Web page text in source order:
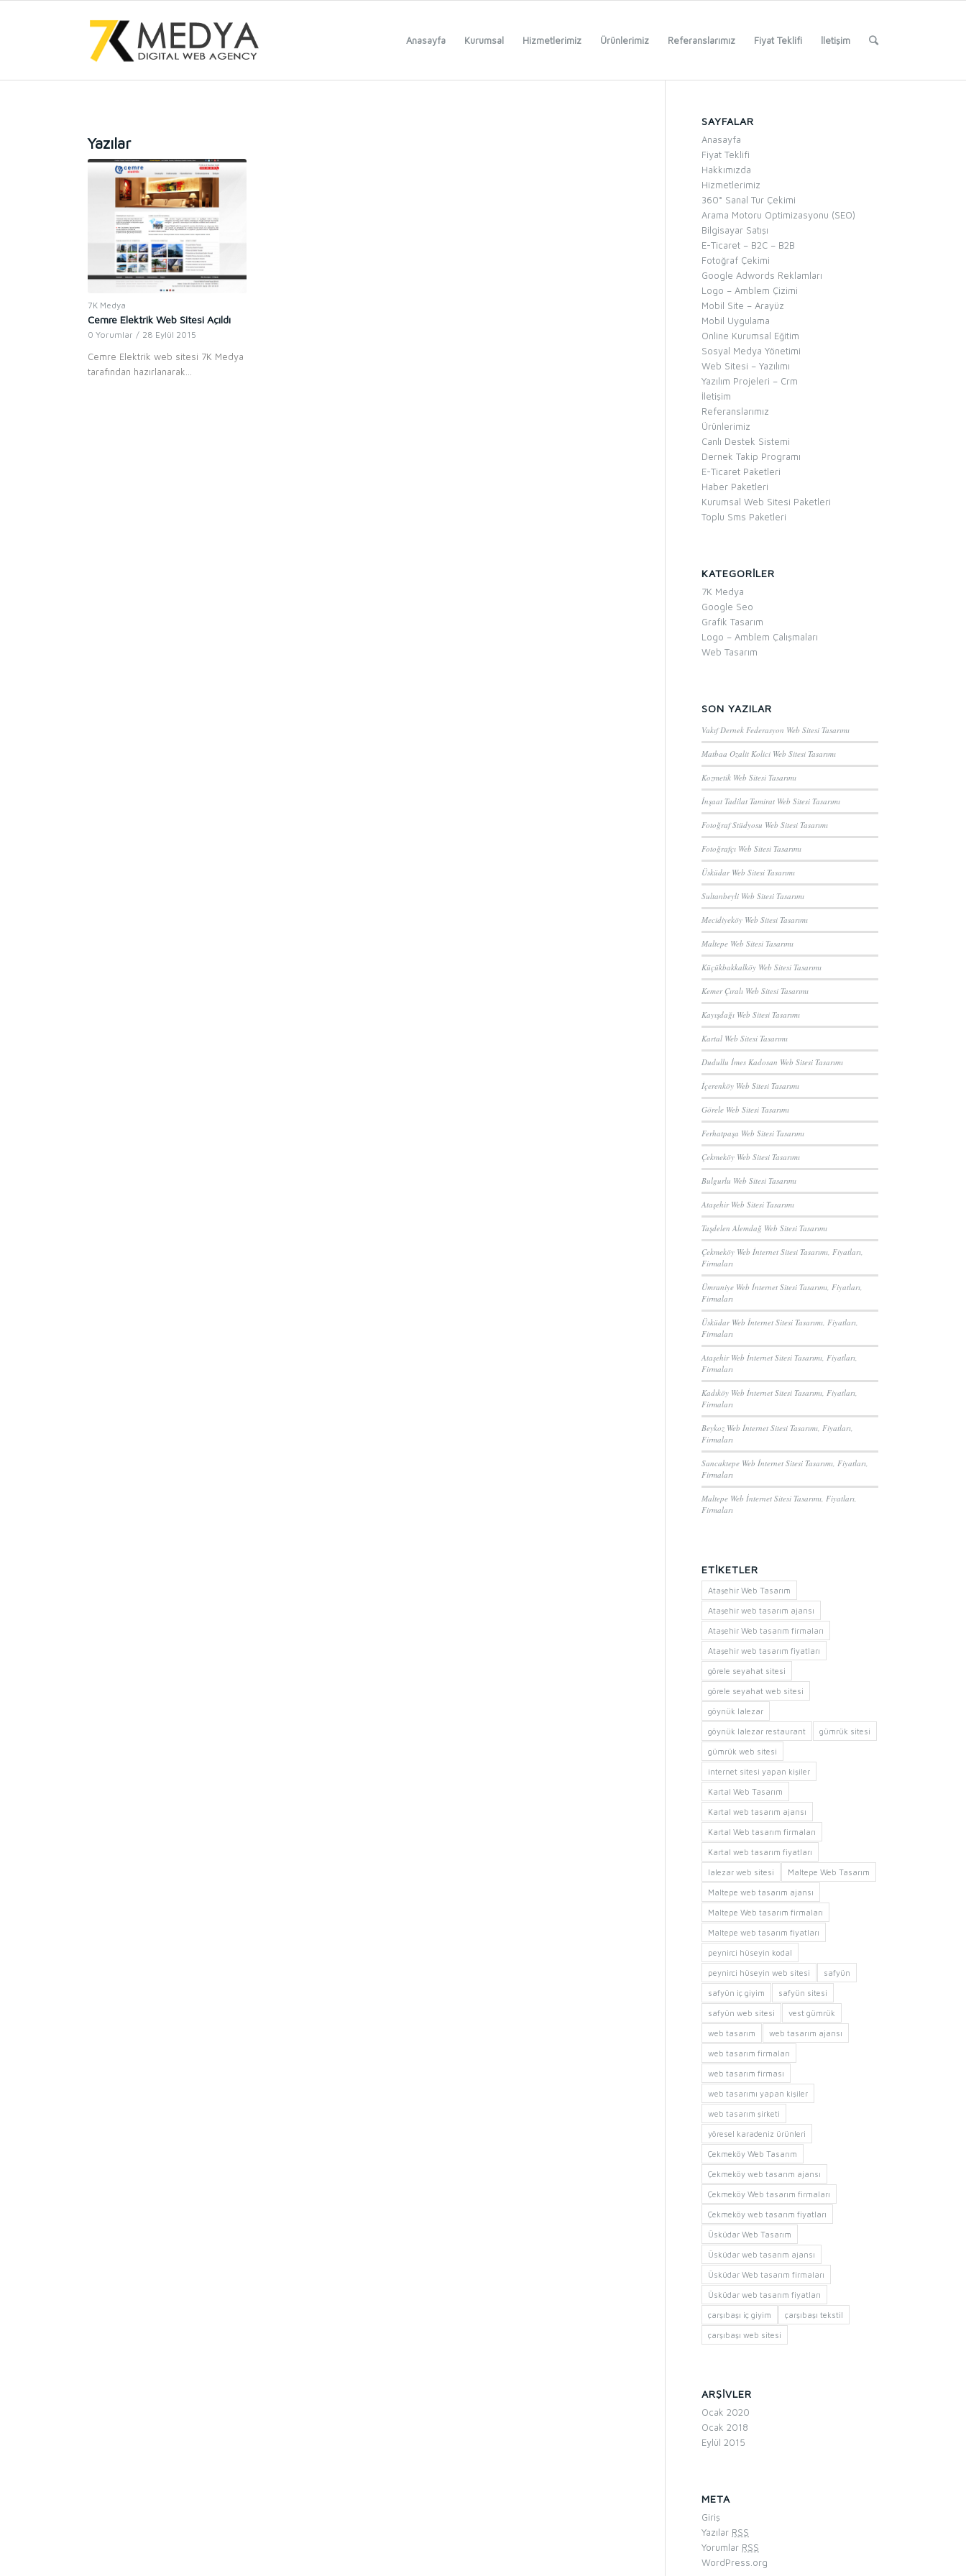
Anasayfa Kurumsal Hizmetlerimiz Ürünlerimiz Referanslarımız Fiyat Teklifi İletişim
Yazılar
7K Medya
Cemre Elektrik Web Sitesi Açıldı
0 Yorumlar / 28 Eylül 2015
Cemre Elektrik web sitesi 7K Medya
tarafından hazırlanarak…
SAYFALAR
Anasayfa
Fiyat Teklifi
Hakkımızda
Hizmetlerimiz
360° Sanal Tur Çekimi
Arama Motoru Optimizasyonu (SEO)
Bilgisayar Satışı
E-Ticaret – B2C – B2B
Fotoğraf Çekimi
Google Adwords Reklamları
Logo – Amblem Çizimi
Mobil Site – Arayüz
Mobil Uygulama
Online Kurumsal Eğitim
Sosyal Medya Yönetimi
Web Sitesi – Yazılımı
Yazılım Projeleri – Crm
İletişim
Referanslarımız
Ürünlerimiz
Canlı Destek Sistemi
Dernek Takip Programı
E-Ticaret Paketleri
Haber Paketleri
Kurumsal Web Sitesi Paketleri
Toplu Sms Paketleri
KATEGORILER
7K Medya
Google Seo
Grafik Tasarım
Logo – Amblem Çalışmaları
Web Tasarım
SON YAZILAR
Vakıf Dernek Federasyon Web Sitesi Tasarımı
Matbaa Ozalit Kolici Web Sitesi Tasarımı
Kozmetik Web Sitesi Tasarımı
İnşaat Tadilat Tamirat Web Sitesi Tasarımı
Fotoğraf Stüdyosu Web Sitesi Tasarımı
Fotoğrafçı Web Sitesi Tasarımı
Üsküdar Web Sitesi Tasarımı
Sultanbeyli Web Sitesi Tasarımı
Mecidiyeköy Web Sitesi Tasarımı
Maltepe Web Sitesi Tasarımı
Küçükbakkalköy Web Sitesi Tasarımı
Kemer Çıralı Web Sitesi Tasarımı
Kayışdağı Web Sitesi Tasarımı
Kartal Web Sitesi Tasarımı
Dudullu İmes Kadosan Web Sitesi Tasarımı
İçerenköy Web Sitesi Tasarımı
Görele Web Sitesi Tasarımı
Ferhatpaşa Web Sitesi Tasarımı
Çekmeköy Web Sitesi Tasarımı
Bulgurlu Web Sitesi Tasarımı
Ataşehir Web Sitesi Tasarımı
Taşdelen Alemdağ Web Sitesi Tasarımı
Çekmeköy Web İnternet Sitesi Tasarımı, Fiyatları,
Firmaları
Ümraniye Web İnternet Sitesi Tasarımı, Fiyatları,
Firmaları
Üsküdar Web İnternet Sitesi Tasarımı, Fiyatları,
Firmaları
Ataşehir Web İnternet Sitesi Tasarımı, Fiyatları,
Firmaları
Kadıköy Web İnternet Sitesi Tasarımı, Fiyatları,
Firmaları
Beykoz Web İnternet Sitesi Tasarımı, Fiyatları,
Firmaları
Sancaktepe Web İnternet Sitesi Tasarımı, Fiyatları,
Firmaları
Maltepe Web İnternet Sitesi Tasarımı, Fiyatları,
Firmaları
ETIKETLER
Ataşehir Web Tasarım
Ataşehir web tasarım ajansı
Ataşehir Web tasarım firmaları
Ataşehir web tasarım fiyatları
görele seyahat sitesi
görele seyahat web sitesi
göynük lalezar
göynük lalezar restaurant gümrük sitesi
gümrük web sitesi
internet sitesi yapan kişiler
Kartal Web Tasarım
Kartal web tasarım ajansı
Kartal Web tasarım firmaları
Kartal web tasarım fiyatları
lalezar web sitesi Maltepe Web Tasarım
Maltepe web tasarım ajansı
Maltepe Web tasarım firmaları
Maltepe web tasarım fiyatları
peynirci hüseyin kodal
peynirci hüseyin web sitesi safyün
safyün iç giyim safyün sitesi
safyün web sitesi vest gümrük
web tasarım web tasarım ajansı
web tasarım firmaları
web tasarım firması
web tasarımı yapan kişiler
web tasarım şirketi
yöresel karadeniz ürünleri
Çekmeköy Web Tasarım
Çekmeköy web tasarım ajansı
Çekmeköy Web tasarım firmaları
Çekmeköy web tasarım fiyatları
Üsküdar Web Tasarım
Üsküdar web tasarım ajansı
Üsküdar Web tasarım firmaları
Üsküdar web tasarım fiyatları
çarşıbaşı iç giyim çarşıbaşı tekstil
çarşıbaşı web sitesi
ARŞIVLER
Ocak 2020
Ocak 2018
Eylül 2015
META
Giriş
Yazılar RSS
Yorumlar RSS
WordPress.org